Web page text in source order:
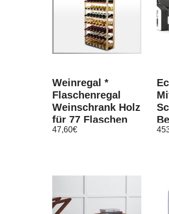
Weinregal *
Flaschenregal
Weinschrank Holz
für 77 Flaschen
RW-1-77 /3
47,60€